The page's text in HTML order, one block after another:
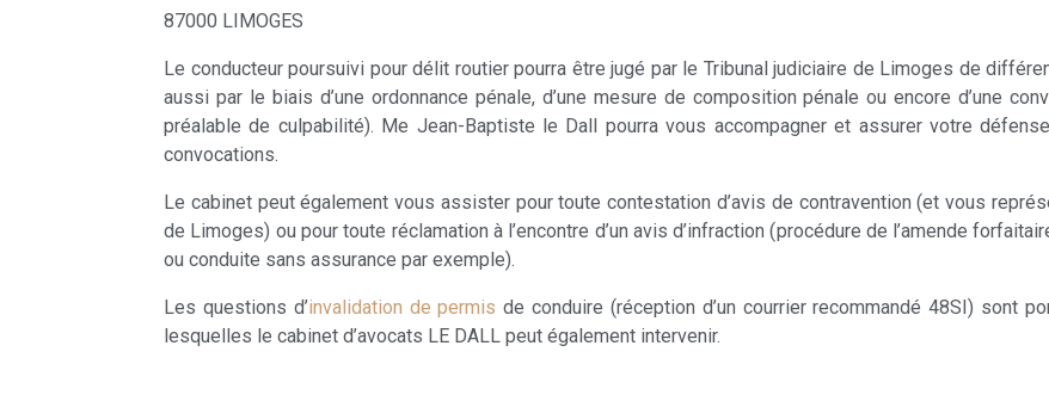
87000 LIMOGES
Le conducteur poursuivi pour délit routier pourra être jugé par le Tribunal judiciaire de Limoges de
aussi par le biais d’une ordonnance pénale, d’une mesure de composition pénale ou encore d’une
préalable de culpabilité). Me Jean-Baptiste le Dall pourra vous accompagner et assurer votre
convocations.
Le cabinet peut également vous assister pour toute contestation d’avis de contravention (et vous
de Limoges) ou pour toute réclamation à l’encontre d’un avis d’infraction (procédure de l’amende
ou conduite sans assurance par exemple).
Les questions d’invalidation de permis de conduire (réception d’un courrier recommandé 48SI) sont
lesquelles le cabinet d’avocats LE DALL peut également intervenir.